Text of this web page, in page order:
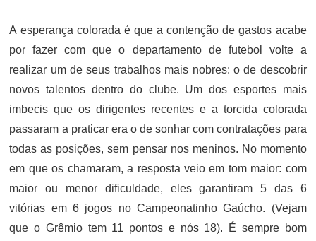
A esperança colorada é que a contenção de gastos acabe
por fazer com que o departamento de futebol volte a
realizar um de seus trabalhos mais nobres: o de descobrir
novos talentos dentro do clube. Um dos esportes mais
imbecis que os dirigentes recentes e a torcida colorada
passaram a praticar era o de sonhar com contratações para
todas as posições, sem pensar nos meninos. No momento
em que os chamaram, a resposta veio em tom maior: com
maior ou menor dificuldade, eles garantiram 5 das 6
vitórias em 6 jogos no Campeonatinho Gaúcho. (Vejam
que o Grêmio tem 11 pontos e nós 18). É sempre bom